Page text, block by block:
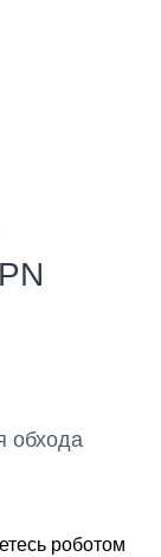
обхода
роботом